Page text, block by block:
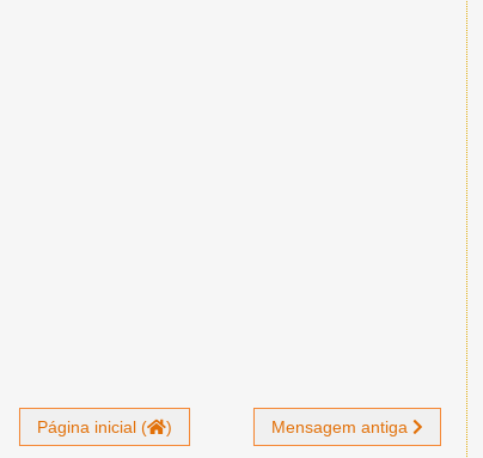
Mensagem antiga
Página inicial ( )